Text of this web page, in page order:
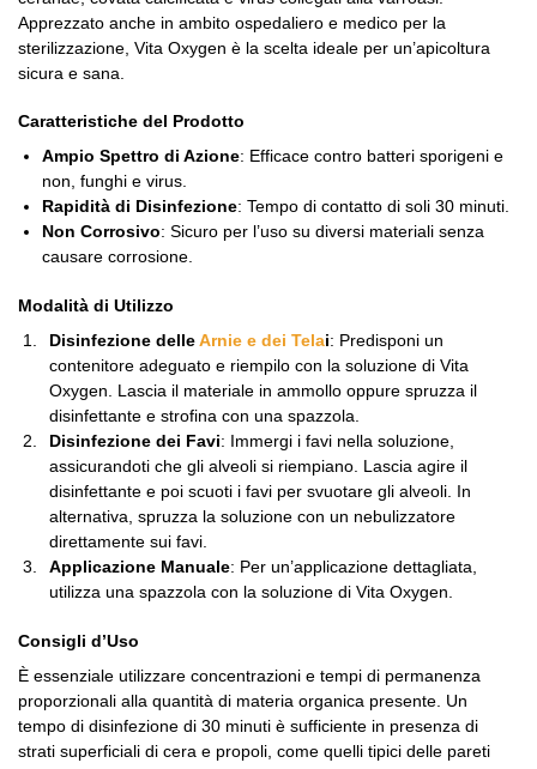
Apprezzato anche in ambito ospedaliero e medico per la
sterilizzazione, Vita Oxygen è la scelta ideale per un’apicoltura
sicura e sana.
Caratteristiche del Prodotto
Ampio Spettro di Azione: Efficace contro batteri sporigeni e
non, funghi e virus.
Rapidità di Disinfezione: Tempo di contatto di soli 30 minuti.
Non Corrosivo: Sicuro per l’uso su diversi materiali senza
causare corrosione.
Modalità di Utilizzo
Disinfezione delleArnie e dei Telai: Predisponi un
contenitore adeguato e riempilo con la soluzione di Vita
Oxygen. Lascia il materiale in ammollo oppure spruzza il
disinfettante e strofina con una spazzola.
Disinfezione dei Favi: Immergi i favi nella soluzione,
assicurandoti che gli alveoli si riempiano. Lascia agire il
disinfettante e poi scuoti i favi per svuotare gli alveoli. In
alternativa, spruzza la soluzione con un nebulizzatore
direttamente sui favi.
Applicazione Manuale: Per un’applicazione dettagliata,
utilizza una spazzola con la soluzione di Vita Oxygen.
Consigli d’Uso
È essenziale utilizzare concentrazioni e tempi di permanenza
proporzionali alla quantità di materia organica presente. Un
tempo di disinfezione di 30 minuti è sufficiente in presenza di
strati superficiali di cera e propoli, come quelli tipici delle pareti